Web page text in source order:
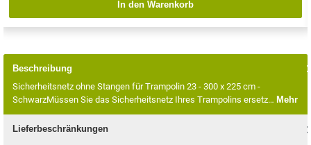
In den Warenkorb
Beschreibung
Sicherheitsnetz ohne Stangen für Trampolin 23 - 300 x 225 cm -
SchwarzMüssen Sie das Sicherheitsnetz Ihres Trampolins ersetz… Mehr
Lieferbeschränkungen